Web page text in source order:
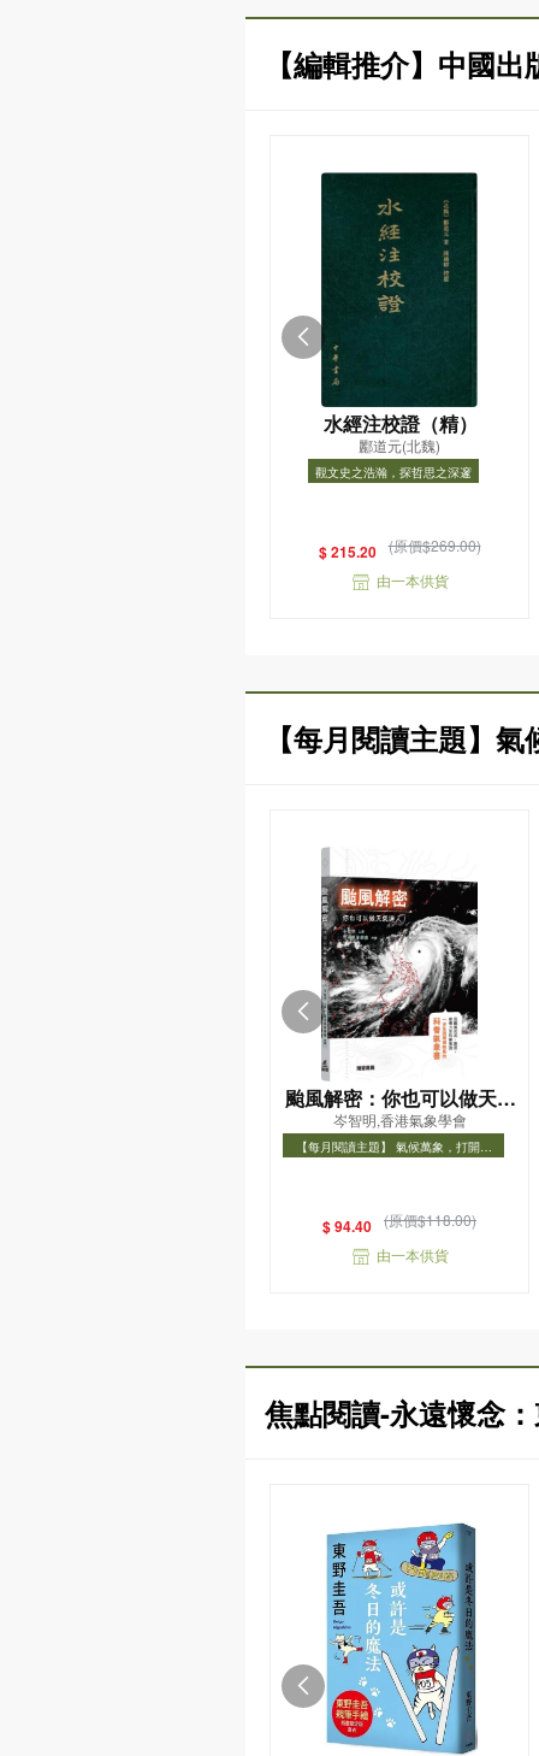
【編輯推介】中國
水經注校證（精）
酈道元(北魏)
觀文史之浩瀚，探哲思之深邃
$ 215.20 (原價$269.00)
由一本供貨
【每月閱讀主題】
颱風解密：你也可以做天氣
達人！
岑智明,香港氣象學會
【每月閱讀主題】 氣候萬象，打開氣
$ 94.40 (原價$118.00)
由一本供貨
焦點閱讀-永遠懷念